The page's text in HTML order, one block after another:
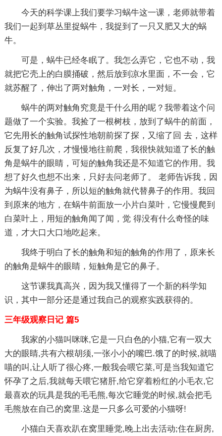
今天的科学课上我们要学习蜗牛这一课，老师就带着
我们一起到草丛里捉蜗牛，我捉到了一只又肥又大的蜗
牛。
可是，蜗牛已经冬眠了。我怎么弄它，它也不动，我
就把它壳上的白膜捅破，然后放到凉水里面，不一会，它
就苏醒了，伸出了两对触角，一对长，一对短。
蜗牛的两对触角究竟是干什么用的呢？我带着这个问
题做了一个实验。我捡了一根树枝，放到了蜗牛的前面，
它先用长的触角试探性地朝前探了探，又缩了回 去，这样
反复了好几次，才慢慢地往前爬，我很快就知道了长的触
角是蜗牛的眼睛，可短的触角我还是不知道它的作用。我
想了好久也想不出来，只好去问老师了。 老师告诉我，因
为蜗牛没有鼻子，所以短的触角就代替鼻子的作用。我回
到原来的地方，在蜗牛前面放一小片白菜叶，它慢慢爬到
白菜叶上，用短的触角闻了闻，觉 得没有什么奇怪的味
道，才大口大口地吃起来。
我终于明白了长的触角和短的触角的作用了，原来长
的触角是蜗牛的眼睛，短触角是它的鼻子。
这节课我真高兴，因为我又懂得了一个新的科学知
识，其中一部分还是通过我自己的观察实践获得的。
三年级观察日记 篇5
我家的小猫叫咪咪,它是一只白色的小猫,它有一双大
大的眼睛,共有六根胡须,一张小小的嘴巴.饿了的时候,就喵
喵的叫,让人听了很心疼,一般我会喂它菜,可是当我知道它
怀孕了之后,我就每天喂它猪肝,给它穿着粉红的小毛衣,它
最喜欢的玩具是我的毛毛熊,每次它睡觉的时候,就会把毛
毛熊放在自己的窝里.这是一只多么可爱的小猫呀!
小猫白天喜欢趴在窝里睡觉,晚上出去活动;住在厨房,